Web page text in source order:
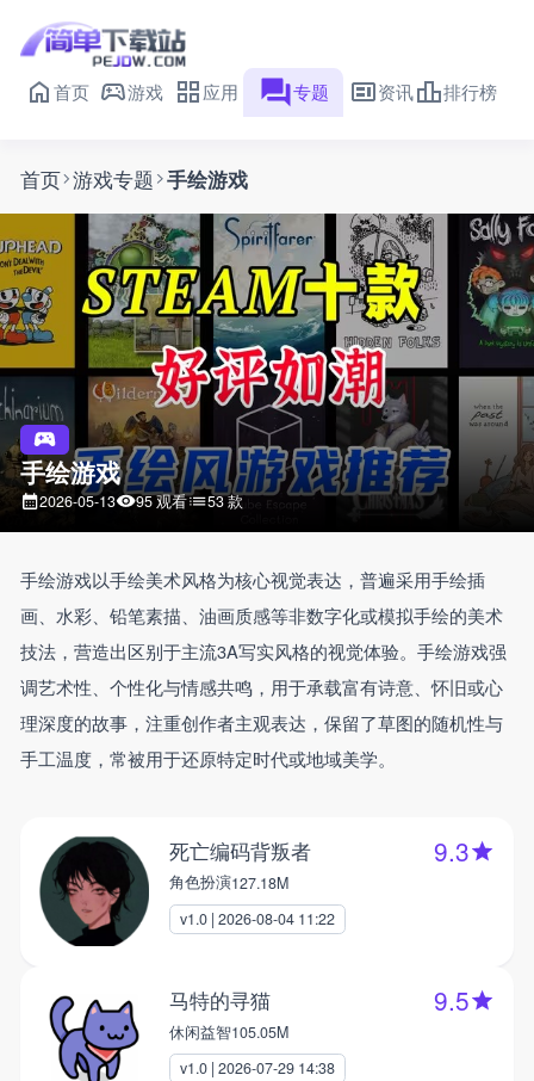
首页 游戏 应用 专题 资讯 排行榜
首页 游戏专题 手绘游戏
手绘游戏
2026-05-13 95 观看 53 款
手绘游戏以手绘美术风格为核心视觉表达‌，普遍采用‌手绘插
画、水彩、铅笔素描、油画质感等非数字化或模拟手绘的美术
技法‌，营造出区别于主流3A写实风格的视觉体验。手绘游戏强
调艺术性、个性化与情感共鸣，用于承载‌富有诗意、怀旧或心
理深度的故事‌，注重创作者主观表达，保留了草图的随机性与
手工温度‌‌，常被用于‌还原特定时代或地域美学‌。
死亡编码背叛者
角色扮演127.18M
v1.0 | 2026-08-04 11:22
9.3
马特的寻猫
休闲益智105.05M
v1.0 | 2026-07-29 14:38
9.5